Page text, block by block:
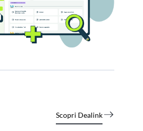
Scopri Dealink